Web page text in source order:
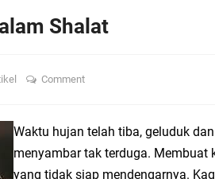
Ke-XV KMNU Universitas Lampung 2025
Unila Resmi Diluncurkan, Angkat Tema
Sosialisasi Intensif KIP-K dan Jalur
Harlah Ke-XV, Rangkaian Acara Penuh
dan Perubahan Sosial Di Provinsi
Shalat
Comment
Waktu hujan telah tiba, geluduk
menyambar tak terduga. Membuat
yang tidak siap mendengarnya.